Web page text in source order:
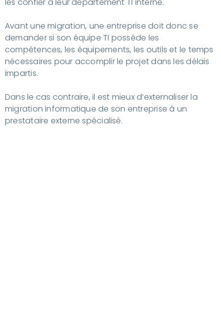
Avant une migration, une entreprise doit donc se
demander si son équipe TI possède les
compétences, les équipements, les outils et le temps
nécessaires pour accomplir le projet dans les délais
impartis.
Dans le cas contraire, il est mieux d’externaliser la
migration informatique de son entreprise à un
prestataire externe spécialisé.